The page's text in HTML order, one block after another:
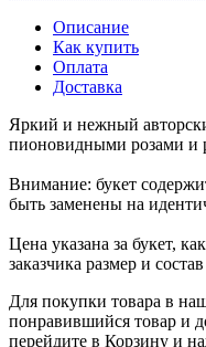
Описание
Как купить
Оплата
Доставка
Яркий и нежный
пионовидными розами и
Внимание: букет
быть заменены на
Цена указана за букет,
заказчика размер и
Для покупки товара в
понравившийся товар и
перейдите в Корзину и